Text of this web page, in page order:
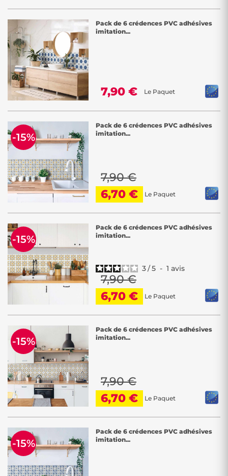
Pack de 6 crédences PVC adhésives
imitation...
7,90 € Le Paquet
Pack de 6 crédences PVC adhésives
imitation...
7,90 €
6,70 €
Le Paquet
-15%
Pack de 6 crédences PVC adhésives
imitation...
3/5 - 1 avis
7,90 €
6,70 €
Le Paquet
-15%
Pack de 6 crédences PVC adhésives
imitation...
7,90 €
6,70 €
Le Paquet
-15%
Pack de 6 crédences PVC adhésives
imitation...
-15%